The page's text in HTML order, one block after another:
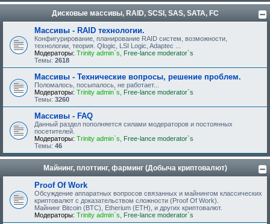
Дисковые массивы, RAID, SCSI, SAS, SATA, FC
Массивы - RAID технологии.
Конфигурирование, планирование RAID систем, возможности,
технологии, теория. Qlogic, LSI Logic, Adaptec ...
Модераторы: Trinity admin`s
Free-lance moderator`s
Темы: 2618
Массивы - Технические вопросы, решение проблем.
Поломалось, посыпалось, не работает...
Модераторы: Trinity admin`s
Free-lance moderator`s
Темы: 3260
Массивы - FAQ
Данный раздел пополняется силами модераторов и постоянных
посетителей.
Модераторы: Trinity admin`s
Free-lance moderator`s
Темы: 46
Майнинг, плоттинг, фарминг (Добыча криптовалют)
Proof Of Work
Обсуждение аппаратных вопросов связанных и майнингом классических
криптовалют с доказательством сложности (Proof Of Work).
Майнинг Bitcoin (BTC), Etherium (ETH), и других криптовалют.
Модераторы: Trinity admin`s Free-lance moderator`s